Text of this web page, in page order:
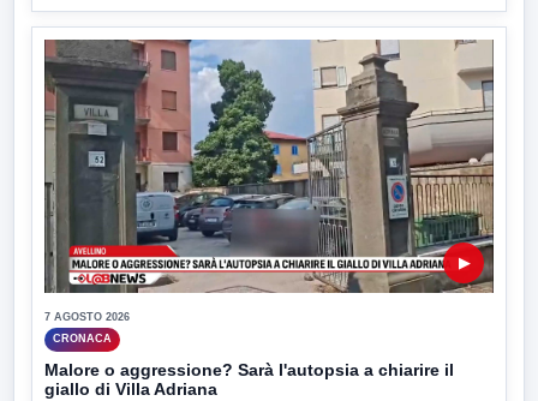
▶
7 AGOSTO 2026
CRONACA
Malore o aggressione? Sarà l'autopsia a chiarire il
giallo di Villa Adriana